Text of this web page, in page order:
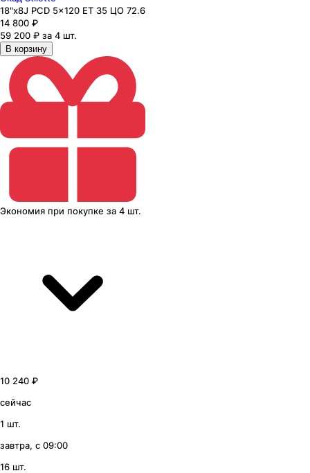
18"x8J PCD 5x120 ЕТ 35 ЦО 72.6
14 800 ₽
59 200 ₽ за 4 шт.
В корзину
Экономия при покупке за 4 шт.
10 240 ₽
сейчас
1 шт.
завтра, с 09:00
16 шт.